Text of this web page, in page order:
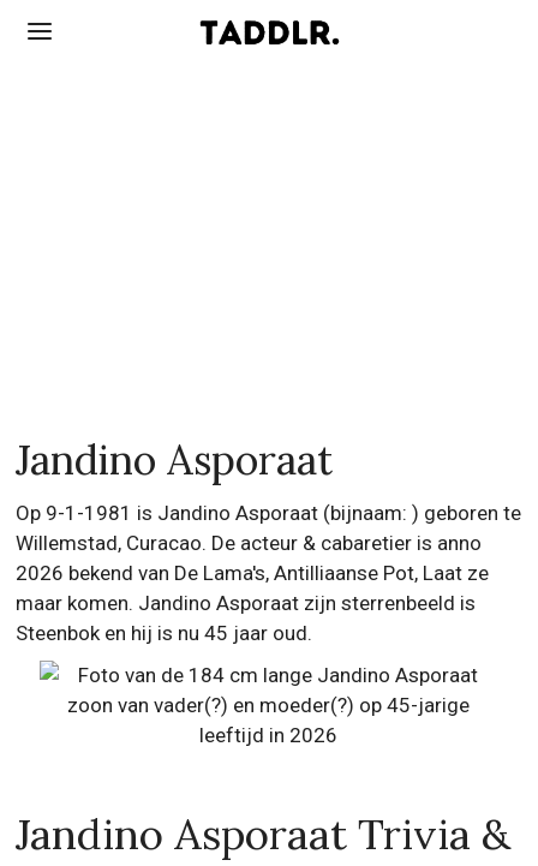
Jandino Asporaat
Op 9-1-1981 is Jandino Asporaat (bijnaam: ) geboren te
Willemstad, Curacao. De acteur & cabaretier is anno
2026 bekend van De Lama's, Antilliaanse Pot, Laat ze
maar komen. Jandino Asporaat zijn sterrenbeeld is
Steenbok en hij is nu 45 jaar oud.
Jandino Asporaat Trivia &